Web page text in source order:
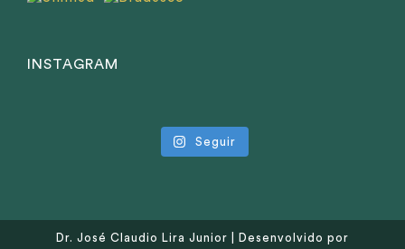
INSTAGRAM
Seguir
Dr. José Claudio Lira Junior | Desenvolvido por